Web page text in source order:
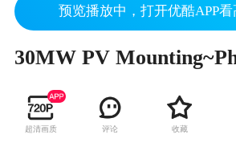
预览播放中，打开优酷APP
超清画质 评论 收藏